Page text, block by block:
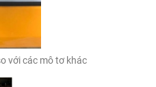
với các mô tơ khác